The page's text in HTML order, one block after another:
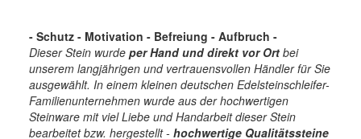
- Schutz - Motivation - Befreiung - Aufbruch -
Dieser Stein wurde per Hand und direkt vor Ort bei
unserem langjährigen und vertrauensvollen Händler für Sie
ausgewählt. In einem kleinen deutschen Edelsteinschleifer-
Familienunternehmen wurde aus der hochwertigen
Steinware mit viel Liebe und Handarbeit dieser Stein
bearbeitet bzw. hergestellt - hochwertige Qualitätssteine